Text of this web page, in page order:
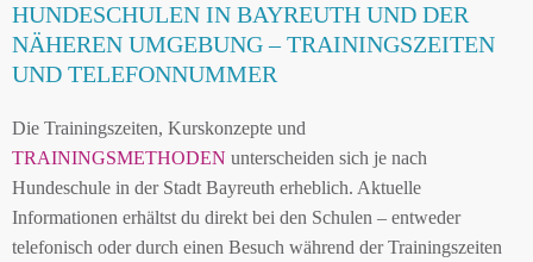
HUNDESCHULEN IN BAYREUTH UND DER
NÄHEREN UMGEBUNG
UMGEBUNG
LEINENPFLICHT UND HUNDEGESETZE IN
HUNDEFREUNDLICHE ORTE UND
HUNDESCHULEN IN BAYREUTH UND DER
NÄHEREN UMGEBUNG – TRAININGSZEITEN
UND TELEFONNUMMER
Die Trainingszeiten, Kurskonzepte und
TRAININGSMETHODEN unterscheiden sich je nach
Hundeschule in der Stadt Bayreuth erheblich. Aktuelle
Informationen erhältst du direkt bei den Schulen – entweder
telefonisch oder durch einen Besuch während der Trainingszeiten